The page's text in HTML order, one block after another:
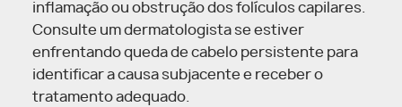
inflamação ou obstrução dos folículos capilares.
Consulte um dermatologista se estiver
enfrentando queda de cabelo persistente para
identificar a causa subjacente e receber o
tratamento adequado.